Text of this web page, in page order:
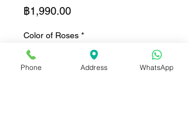
฿1,990.00ราคา
Color of Roses *
Phone Address WhatsApp